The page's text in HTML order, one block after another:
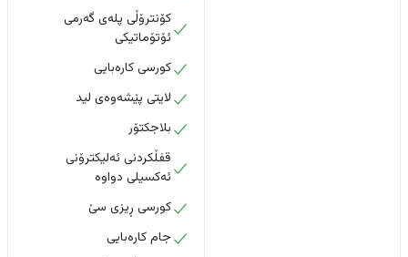
کۆنترۆڵی پلەی گەرمی
ئۆتۆماتیکی
کورسی کارەبایی
لایتی پێشەوەی لید
بلاجکتۆر
قفڵکردنی ئەلیکترۆنی
ئەکسیلی دواوە
کورسی ڕیزی سێ
جام کارەبایی